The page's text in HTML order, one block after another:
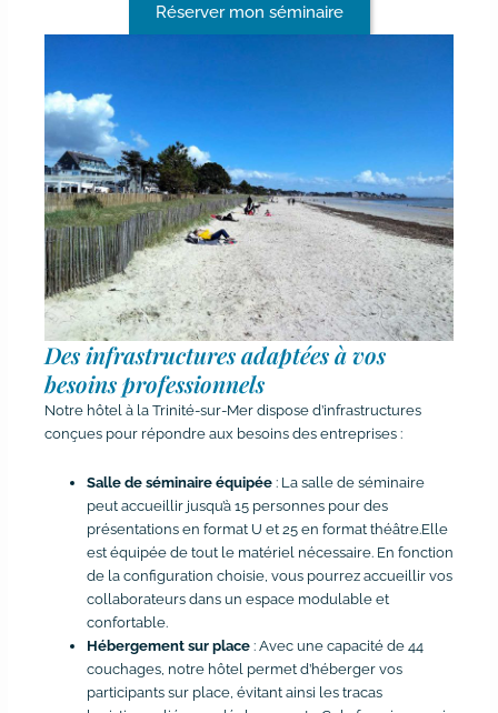
Réserver mon séminaire
Des infrastructures adaptées à vos
besoins professionnels
Notre hôtel à la Trinité-sur-Mer dispose d’infrastructures
conçues pour répondre aux besoins des entreprises :
Salle de séminaire équipée: La salle de séminaire
peut accueillir jusqu’à 15 personnes pour des
présentations en format U et 25 en format théâtre.Elle
est équipée de tout le matériel nécessaire. En fonction
de la configuration choisie, vous pourrez accueillir vos
collaborateurs dans un espace modulable et
confortable.
Hébergement sur place: Avec une capacité de 44
couchages, notre hôtel permet d’héberger vos
participants sur place, évitant ainsi les tracas